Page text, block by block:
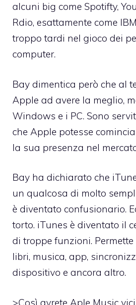
alcuni big come Spotifty,
Rdio, esattamente come
troppo tardi nel gioco dei
computer.
Bay dimentica però che al
Apple ad avere la meglio,
Windows e i PC. Sono
che Apple potesse
la sua presenza nel
Bay ha dichiarato che
un qualcosa di molto
è diventato confusionario.
torto. iTunes è diventato il
di troppe funzioni.
libri, musica, app,
dispositivo e ancora altro.
>Così avrete Aple Music